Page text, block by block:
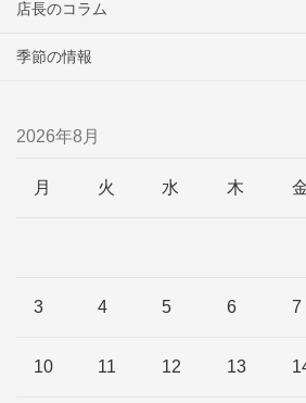
店長のコラム
季節の情報
2026年8月
月 火 水 木
3 4 5 6 7
10 11 12 13